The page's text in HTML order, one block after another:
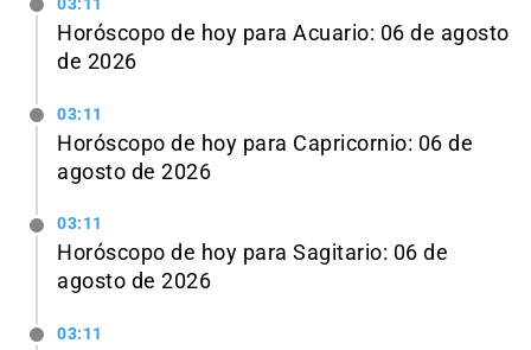
Horóscopo de hoy para Acuario: 06 de agosto
de 2026
03:11
Horóscopo de hoy para Capricornio: 06 de
agosto de 2026
03:11
Horóscopo de hoy para Sagitario: 06 de
agosto de 2026
03:11